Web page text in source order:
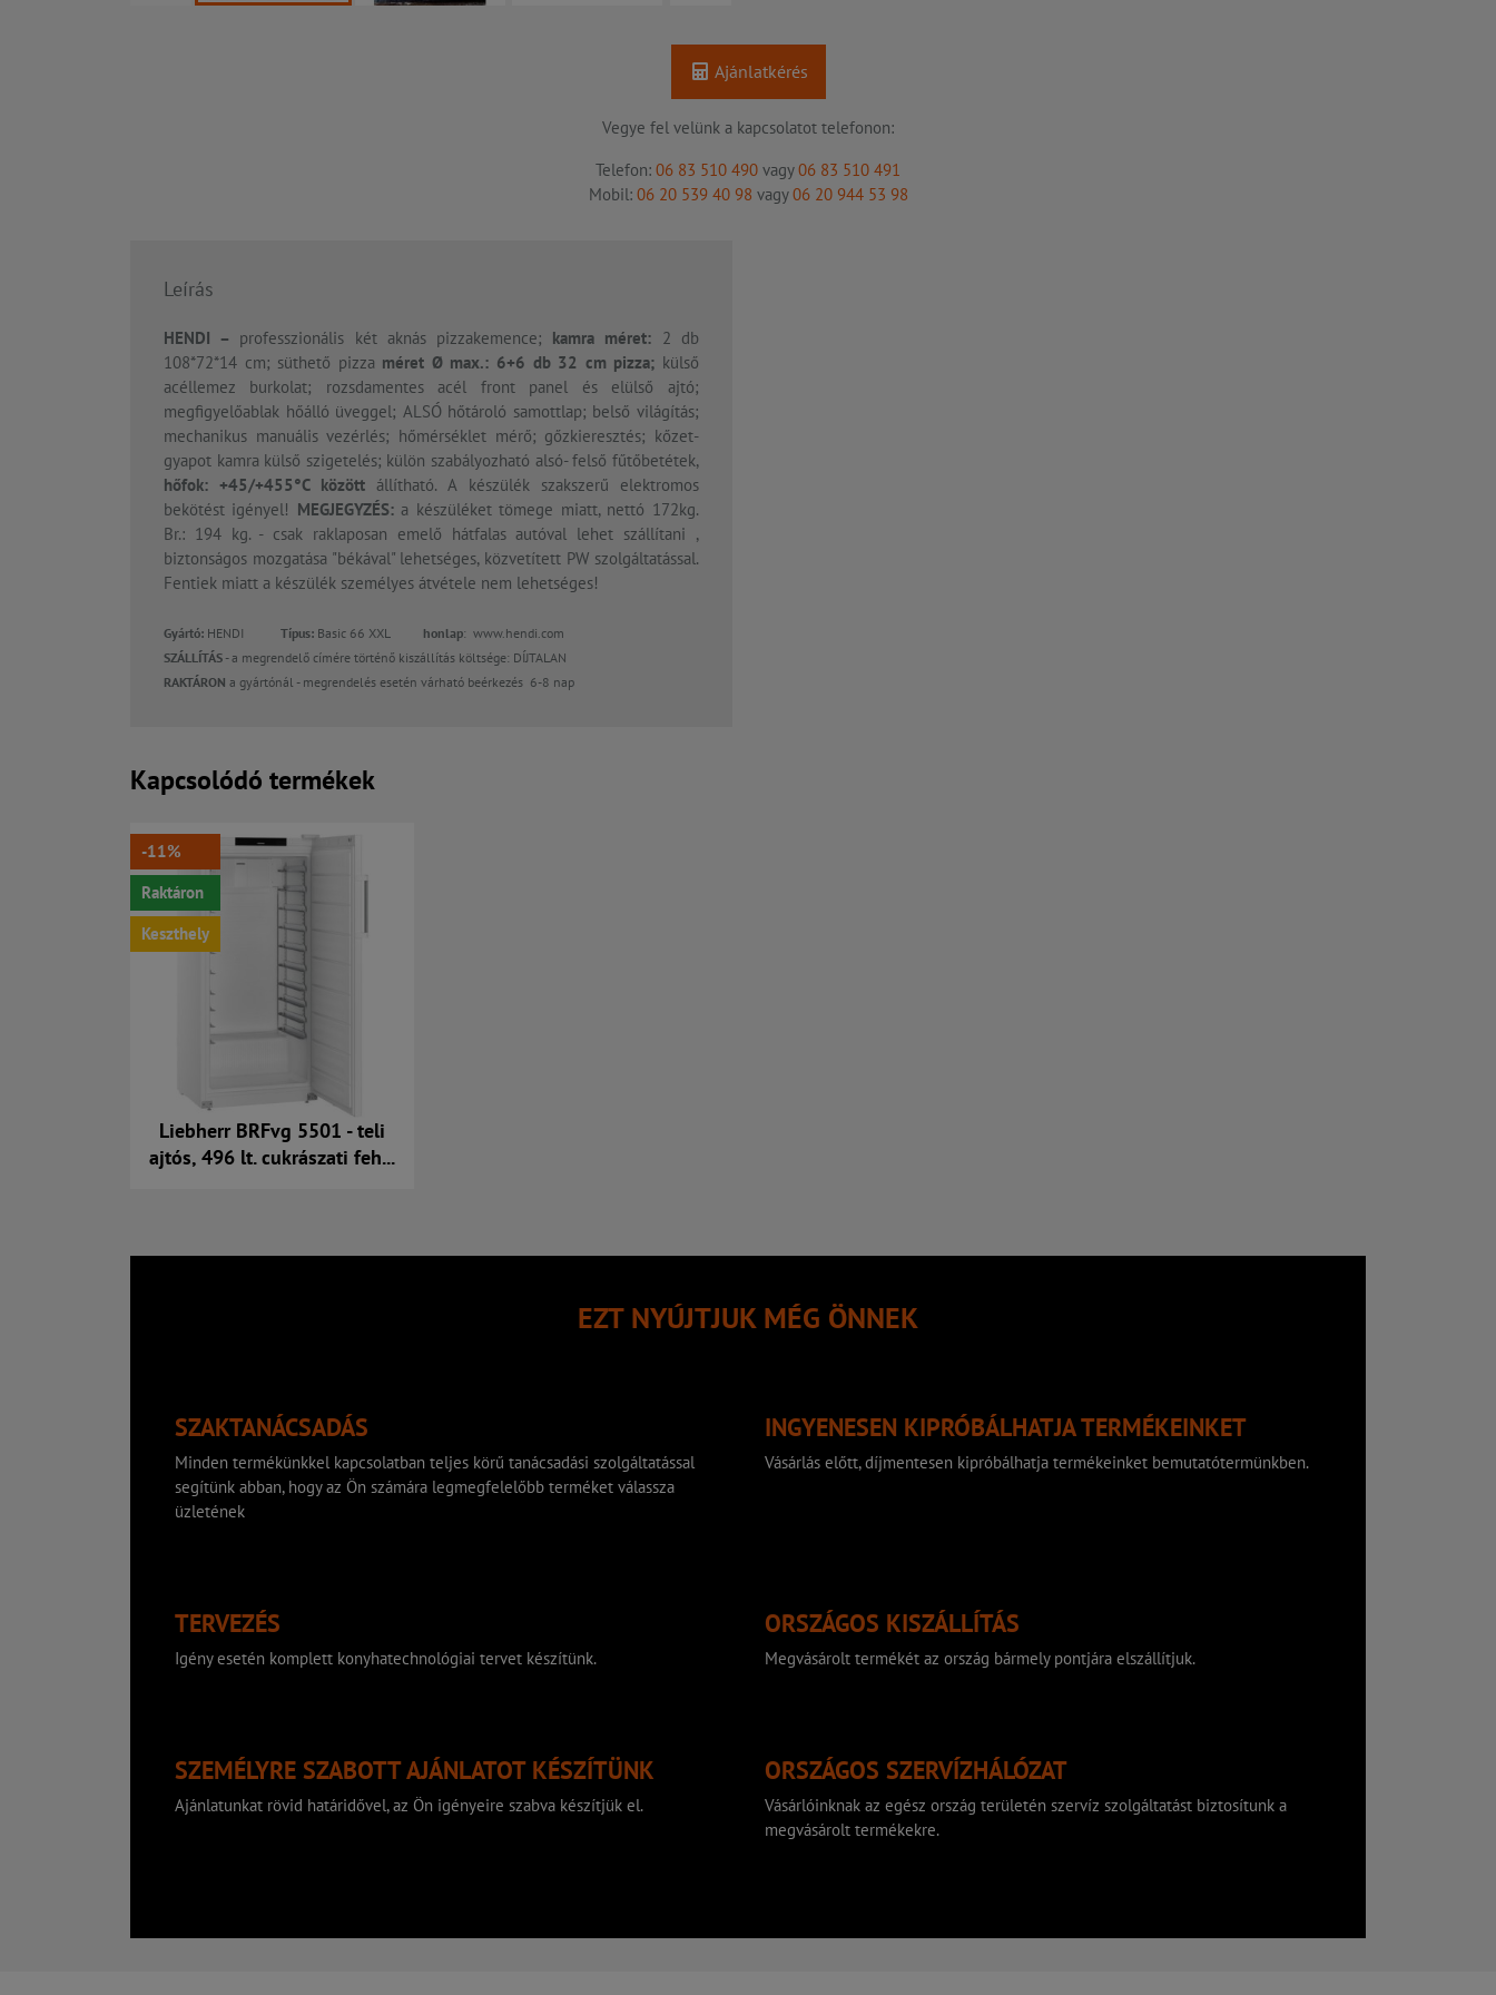
Ajánlatkérés
Vegye fel velünk a kapcsolatot telefonon:
Telefon: 06 83 510 490 vagy06 83 510 491
Mobil: 06 20 539 40 98 vagy06 20 944 53 98
Leírás
HENDI – professzionális két aknás pizzakemence; kamra méret: 2 db
108*72*14 cm; süthető pizza méret Ø max.: 6+6 db 32 cm pizza; külső
acéllemez burkolat; rozsdamentes acél front panel és elülső ajtó;
megfigyelőablak hőálló üveggel; ALSÓ hőtároló samottlap; belső világítás;
mechanikus manuális vezérlés; hőmérséklet mérő; gőzkieresztés; kőzet-
gyapot kamra külső szigetelés; külön szabályozható alsó- felső fűtőbetétek,
hőfok: +45/+455°C között állítható. A készülék szakszerű elektromos
bekötést igényel! MEGJEGYZÉS:a készüléket tömege miatt, nettó 172kg.
Br.: 194 kg. - csak raklaposan emelő hátfalas autóval lehet szállítani ,
biztonságos mozgatása "békával" lehetséges, közvetített PW szolgáltatással.
Fentiek miatt a készülék személyes átvétele nem lehetséges!
Gyártó: HENDI Típus: Basic 66 XXL honlap: www.hendi.com
SZÁLLÍTÁS - a megrendelő címére történő kiszállítás költsége: DÍJTALAN
RAKTÁRON a gyártónál - megrendelés esetén várható beérkezés 6-8 nap
Kapcsolódó termékek
-11%
Raktáron
Keszthely
Liebherr BRFvg 5501 - teli
ajtós, 496 lt. cukrászati feh...
Kosárba
EZT NYÚJTJUK MÉG ÖNNEK
SZAKTANÁCSADÁS
Minden termékünkkel kapcsolatban teljes körű tanácsadási szolgáltatással
segítünk abban, hogy az Ön számára legmegfelelőbb terméket válassza
üzletének
INGYENESEN KIPRÓBÁLHATJA TERMÉKEINKET
Vásárlás előtt, díjmentesen kipróbálhatja termékeinket bemutatótermünkben.
TERVEZÉS
Igény esetén komplett konyhatechnológiai tervet készítünk.
ORSZÁGOS KISZÁLLÍTÁS
Megvásárolt termékét az ország bármely pontjára elszállítjuk.
SZEMÉLYRE SZABOTT AJÁNLATOT KÉSZÍTÜNK
Ajánlatunkat rövid határidővel, az Ön igényeire szabva készítjük el.
ORSZÁGOS SZERVÍZHÁLÓZAT
Vásárlóinknak az egész ország területén szervíz szolgáltatást biztosítunk a
megvásárolt termékekre.